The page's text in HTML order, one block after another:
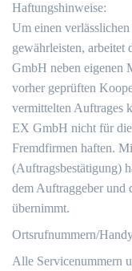
Haftungshinweise:
Um einen
gewährleisten,
GmbH neben eigenen
vorher geprüften
vermittelten Auftrages
EX GmbH nicht für
Fremdfirmen haften.
(Auftragsbestätigung)
dem Auftraggeber und
übernimmt.
Ortsrufnummern/
Alle Servicenummern